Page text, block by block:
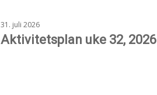
31. juli 2026
Aktivitetsplan uke 32, 2026